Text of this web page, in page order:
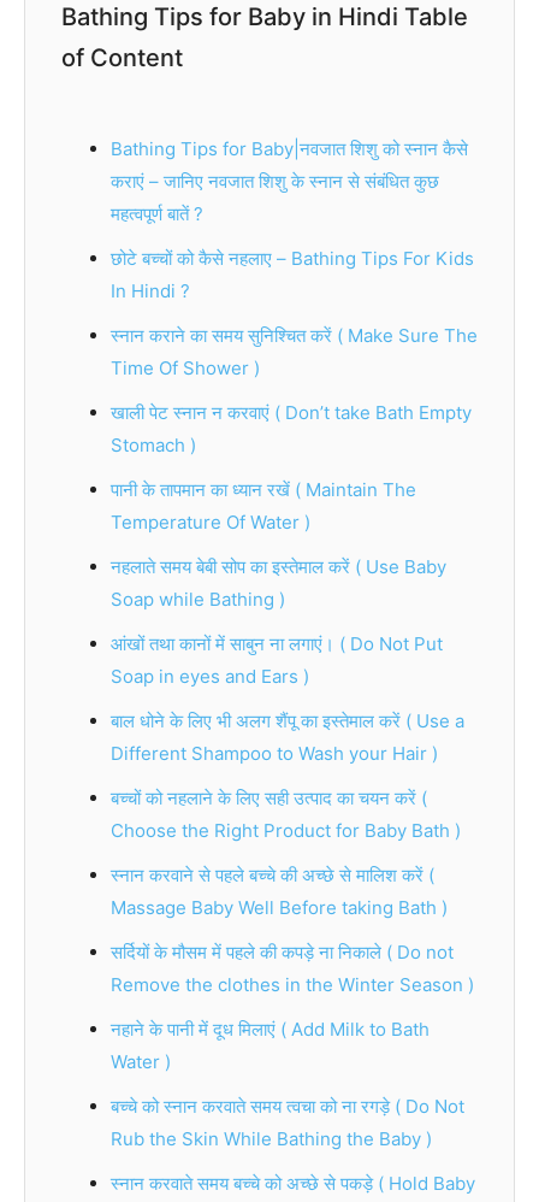
Bathing Tips for Baby in Hindi Table
of Content
Bathing Tips for Baby|नवजात शिशु को स्नान कैसे
कराएं – जानिए नवजात शिशु के स्नान से संबंधित कुछ
महत्वपूर्ण बातें ?
छोटे बच्चों को कैसे नहलाए – Bathing Tips For Kids
In Hindi ?
स्नान कराने का समय सुनिश्चित करें ( Make Sure The
Time Of Shower )
खाली पेट स्नान न करवाएं ( Don’t take Bath Empty
Stomach )
पानी के तापमान का ध्यान रखें ( Maintain The
Temperature Of Water )
नहलाते समय बेबी सोप का इस्तेमाल करें ( Use Baby
Soap while Bathing )
आंखों तथा कानों में साबुन ना लगाएं। ( Do Not Put
Soap in eyes and Ears )
बाल धोने के लिए भी अलग शैंपू का इस्तेमाल करें ( Use a
Different Shampoo to Wash your Hair )
बच्चों को नहलाने के लिए सही उत्पाद का चयन करें (
Choose the Right Product for Baby Bath )
स्नान करवाने से पहले बच्चे की अच्छे से मालिश करें (
Massage Baby Well Before taking Bath )
सर्दियों के मौसम में पहले की कपड़े ना निकाले ( Do not
Remove the clothes in the Winter Season )
नहाने के पानी में दूध मिलाएं ( Add Milk to Bath
Water )
बच्चे को स्नान करवाते समय त्वचा को ना रगड़े ( Do Not
Rub the Skin While Bathing the Baby )
स्नान करवाते समय बच्चे को अच्छे से पकड़े ( Hold Baby